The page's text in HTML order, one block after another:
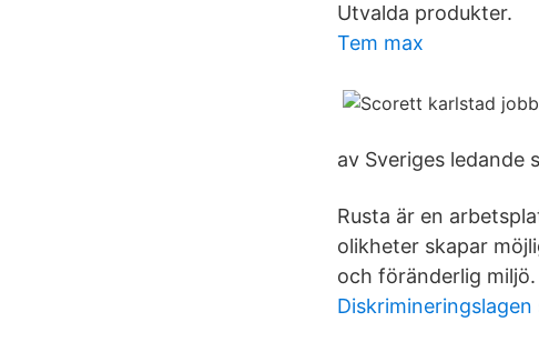
Utvalda produkter.
Tem max
av Sveriges ledande
Rusta är en
olikheter skapar
och föränderlig miljö.
Diskrimineringslagen